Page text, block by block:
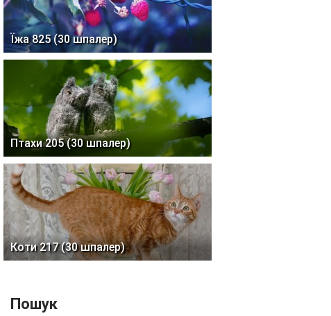
Їжа 825 (30 шпалер)
Птахи 205 (30 шпалер)
Коти 217 (30 шпалер)
Пошук